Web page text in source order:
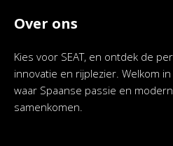
Over ons
Kies voor SEAT, en ontdek de
innovatie en rijplezier. Welkom in
waar Spaanse passie en
samenkomen.